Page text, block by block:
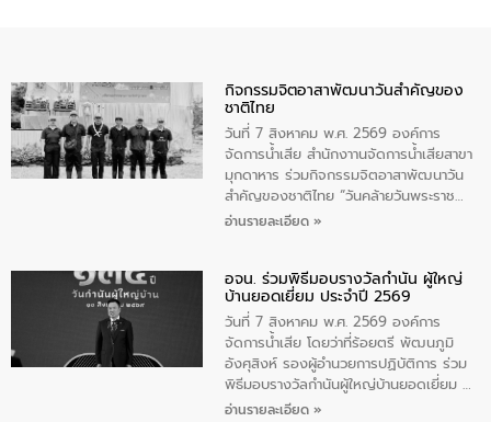
กิจกรรมจิตอาสาพัฒนาวันสําคัญของ
ชาติไทย
วันที่ 7 สิงหาคม พ.ศ. 2569 องค์การ
จัดการน้ำเสีย สำนักงาานจัดการน้ำเสียสาขา
มุกดาหาร ร่วมกิจกรรมจิตอาสาพัฒนาวัน
สําคัญของชาติไทย “วันคล้ายวันพระราช
สมภพ สมเด็จพระนางเจ้าสิริกิติ์พระบรม
ทิพย์คำ รองผู้ว่าราชการจังหวัดมุกดาหาร
เป็นประธานในพิธี ณ เรือนจําชั่วคราวนาโสก
ตําบลนาโสก อําเภอเมืองมุกดาหาร จังหวัด
มุกดาหาร โดยในกิจกรรมได้ร่วมปลูกป่า และ
ทําความสะอาดภายในบริเวณ จัดกิจกรรม
เพื่อถวายเป็นพระราชกุศล สมเด็จพระนาง
เจ้าสิริกิติ์พระบรมราชินีนาถ พระบรมราช
อ่านรายละเอียด »
อจน. ร่วมพิธีมอบรางวัลกำนัน ผู้ใหญ่
บ้านยอดเยี่ยม ประจำปี 2569
วันที่ 7 สิงหาคม พ.ศ. 2569 องค์การ
จัดการน้ำเสีย โดยว่าที่ร้อยตรี พัฒนภูมิ
อังศุสิงห์ รองผู้อำนวยการปฏิบัติการ ร่วม
พิธีมอบรางวัลกำนันผู้ใหญ่บ้านยอดเยี่ยม ณ
ทำเนียบรัฐบาล โดยมีนายอนุทิน ชาญวีรกูล
อ่านรายละเอียด »